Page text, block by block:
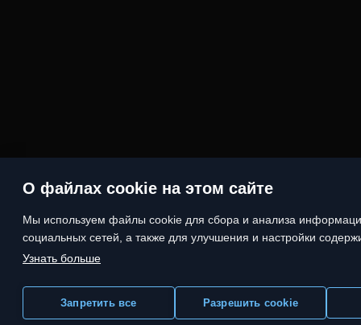
О файлах cookie на этом сайте
Мы используем файлы cookie для сбора и анализа
социальных сетей, а также для улучшения и настройки
Узнать больше
Запретить все Разрешить cookie